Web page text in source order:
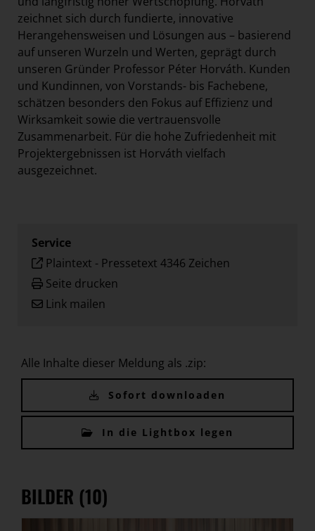
zeichnet sich durch fundierte, innovative
Herangehensweisen und Lösungen aus – basierend
auf unseren Wurzeln und Werten, geprägt durch
unseren Gründer Professor Péter Horváth. Kunden
und Kundinnen, von Vorstands- bis Fachebene,
schätzen besonders den Fokus auf Effizienz und
Wirksamkeit sowie die vertrauensvolle
Zusammenarbeit. Für die hohe Zufriedenheit mit
Projektergebnissen ist Horváth vielfach
ausgezeichnet.
Service
Plaintext - Pressetext 4346 Zeichen
Seite drucken
Link mailen
Alle Inhalte dieser Meldung als .zip:
Sofort downloaden
In die Lightbox legen
BILDER (10)